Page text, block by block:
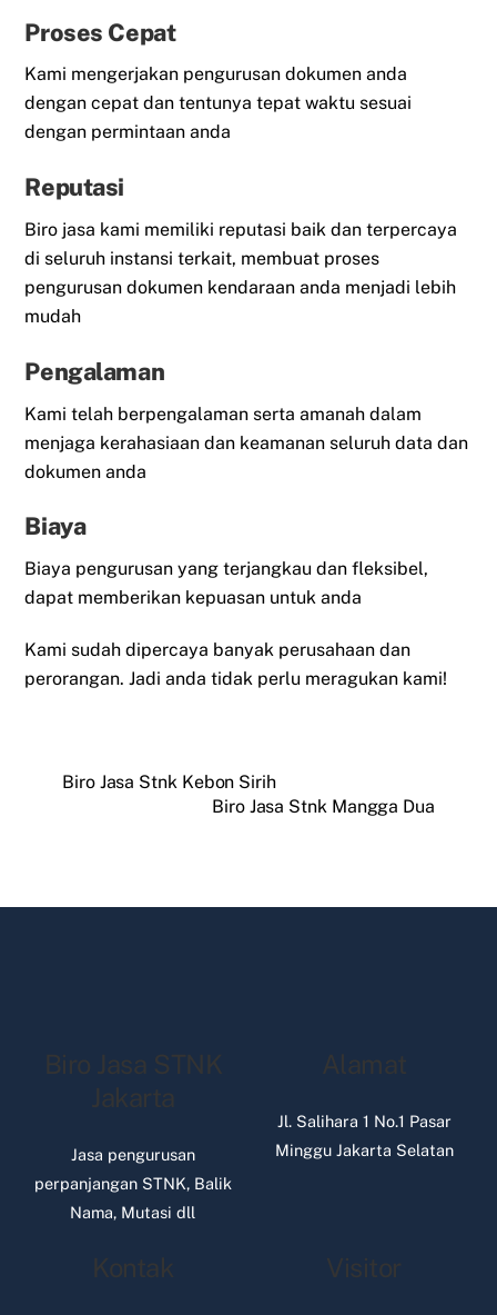
Proses Cepat
Kami mengerjakan pengurusan dokumen anda
dengan cepat dan tentunya tepat waktu sesuai
dengan permintaan anda
Reputasi
Biro jasa kami memiliki reputasi baik dan terpercaya
di seluruh instansi terkait, membuat proses
pengurusan dokumen kendaraan anda menjadi lebih
mudah
Pengalaman
Kami telah berpengalaman serta amanah dalam
menjaga kerahasiaan dan keamanan seluruh data dan
dokumen anda
Biaya
Biaya pengurusan yang terjangkau dan fleksibel,
dapat memberikan kepuasan untuk anda
Kami sudah dipercaya banyak perusahaan dan
perorangan. Jadi anda tidak perlu meragukan kami!
Biro Jasa Stnk Kebon Sirih
Biro Jasa Stnk Mangga Dua
Biro Jasa STNK
Jakarta
Jasa pengurusan
perpanjangan STNK, Balik
Nama, Mutasi dll
Alamat
Jl. Salihara 1 No.1 Pasar
Minggu Jakarta Selatan
Kontak Visitor